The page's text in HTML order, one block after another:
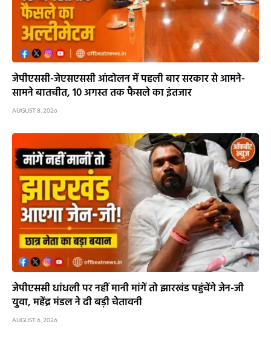
जेपीएससी-जेएसएससी आंदोलन में पहली बार सरकार से आमने-
सामने बातचीत, 10 अगस्त तक फैसले का इंतजार
AUGUST 8, 2026
जेपीएससी धांधली पर नहीं मानी मांगें तो झारखंड पहुंचेंगे जेन-जी
युवा, महेंद्र मंडल ने दी बड़ी चेतावनी
AUGUST 6, 2026